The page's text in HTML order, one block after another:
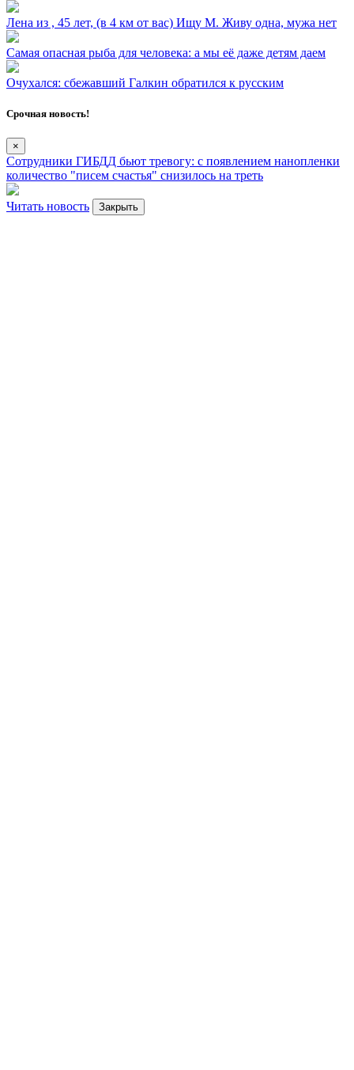
Лена из ⁣, 45 лет, (в 4 км от вас) Ищу М. Живу одна, мужа нет
Самая опасная рыба для человека: а мы её даже детям даем
Очухался: сбежавший Галкин обратился к русским
Срочная новость!
×
Сотрудники ГИБДД бьют тревогу: с появлением нанопленки
количество "писем счастья" снизилось на треть
Читать новость Закрыть